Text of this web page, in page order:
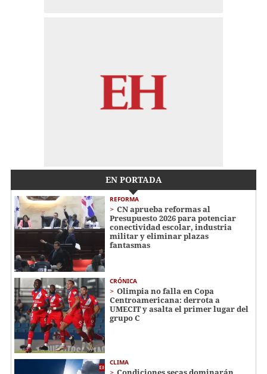
EN PORTADA
REFORMA
CN aprueba reformas al
Presupuesto 2026 para potenciar
conectividad escolar, industria
militar y eliminar plazas
fantasmas
CRÓNICA
Olimpia no falla en Copa
Centroamericana: derrota a
UMECIT y asalta el primer lugar del
grupo C
CLIMA